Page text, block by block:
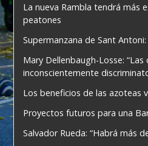
La nueva Rambla tendrá más
peatones
Supermanzana de Sant
Mary Dellenbaugh-Losse: “Las
inconscientemente
Los beneficios de las azoteas
Proyectos futuros para una
Salvador Rueda: “Habrá más